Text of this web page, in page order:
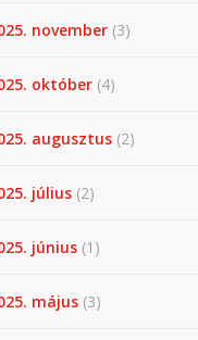
november (3)
október (4)
augusztus (2)
július (2)
június (1)
május (3)